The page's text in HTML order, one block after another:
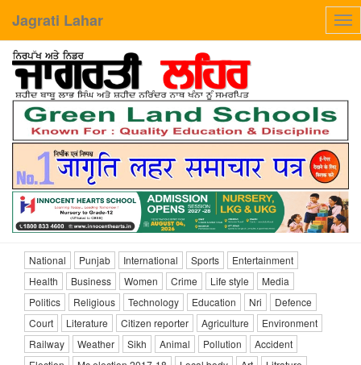
Jagrati Lahar
National Punjab International Sports
Entertainment
Health
Business Women Crime Life style
Media
Politics
Religious Technology Education Nri
Defence
Court
Literature Citizen reporter Agriculture
Environment
Railway
Weather Sikh Animal Pollution
Accident